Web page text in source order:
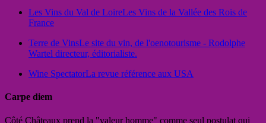
Les Vins du Val de LoireLes Vins de la Vallée des Rois de
France
Terre de VinsLe site du vin, de l'oenotourisme - Rodolphe
Wartel directeur, éditorialiste.
Wine SpectatorLa revue référence aux USA
Carpe diem
Côté Châteaux prend la "valeur homme" comme seul postulat qui